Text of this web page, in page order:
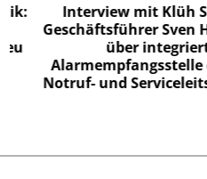
Interview mit Klüh
Geschäftsführer Sven
über integrierte
Alarmempfangsstelle
Notruf- und